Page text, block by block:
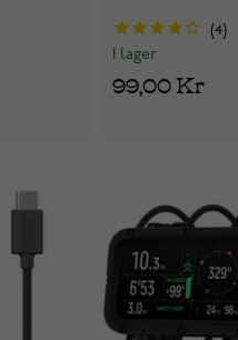
4
I lager
99,00 Kr